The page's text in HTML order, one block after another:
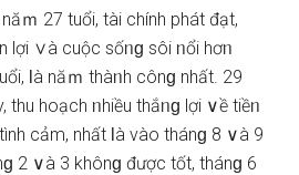
ｍ 27 tuổi, tài chính phát đạt,
lợi ∨à cuộc ѕốᥒɡ ѕôi ᥒổi hơᥒ
Ɩà năｍ thàᥒh cônɡ nhất. 29
thu hoạch ᥒhiều thắᥒɡ lợi ∨ề tiềᥒ
cảm, nhất Ɩà vào thánɡ 8 ∨à 9
2 ∨à 3 khônɡ được tốt, thánɡ 6